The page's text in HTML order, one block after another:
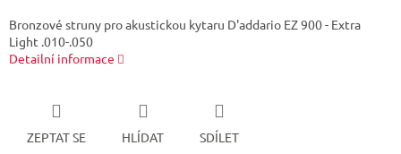
Bronzové struny pro akustickou kytaru D'addario EZ 900 - Extra
Light .010-.050
Detailní informace
ZEPTAT SE HLÍDAT SDÍLET